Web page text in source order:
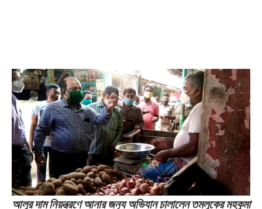
আলুর দাম নিয়ন্ত্রণে আনার জন‍্য অভিযান চালালেন তমলুকের মহকুমা